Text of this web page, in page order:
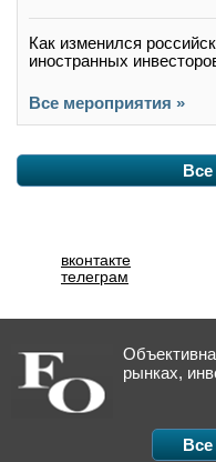
Как изменился
иностранных
Все мероприятия »
вконтакте
телеграм
рынках,